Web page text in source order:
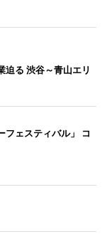
迫る 渋谷～青山エリ
フェスティバル」 コ